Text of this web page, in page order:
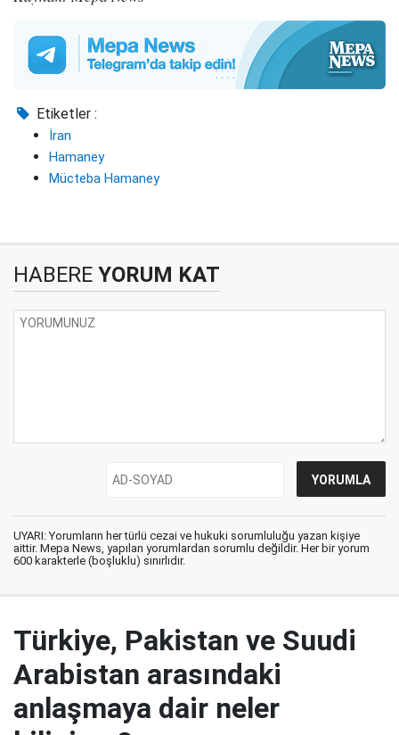
Etiketler :
İran
Hamaney
Mücteba Hamaney
HABERE YORUM KAT
UYARI: Yorumların her türlü cezai ve hukuki sorumluluğu yazan kişiye
aittir. Mepa News, yapılan yorumlardan sorumlu değildir. Her bir yorum
600 karakterle (boşluklu) sınırlıdır.
Türkiye, Pakistan ve Suudi
Arabistan arasındaki
anlaşmaya dair neler